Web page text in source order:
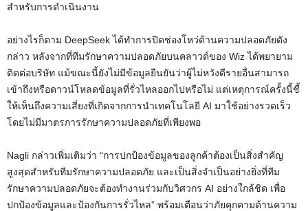
สำหรับการดำเนินงาน
อย่างไรก็ตาม DeepSeek ได้ทำการปิดช่องโหว่ด้านความปลอดภัยดัง
กล่าว หลังจากที่ทีมรักษาความปลอดภัยบนคลาวด์ของ Wiz ได้พยายาม
ติดต่อบริษัท แม้ขณะนี้ยังไม่มีข้อมูลยืนยันว่าผู้ไม่หวังดีรายอื่นสามารถ
เข้าถึงหรือดาวน์โหลดข้อมูลที่รั่วไหลออกไปหรือไม่ แต่เหตุการณ์ครั้งนี้ชี้
ให้เห็นถึงความเสี่ยงที่เกิดจากการนำเทคโนโลยี AI มาใช้อย่างรวดเร็ว
โดยไม่มีมาตรการรักษาความปลอดภัยที่เพียงพอ
Nagli กล่าวเพิ่มเติมว่า “การปกป้องข้อมูลของลูกค้าต้องเป็นสิ่งสำคัญ
สูงสุดสำหรับทีมรักษาความปลอดภัย และเป็นสิ่งจำเป็นอย่างยิ่งที่ทีม
รักษาความปลอดภัยจะต้องทำงานร่วมกับวิศวกร AI อย่างใกล้ชิด เพื่อ
ปกป้องข้อมูลและป้องกันการรั่วไหล” พร้อมเตือนว่าภัยคุกคามด้านความ